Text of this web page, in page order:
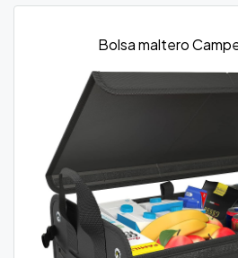
Bolsa maltero